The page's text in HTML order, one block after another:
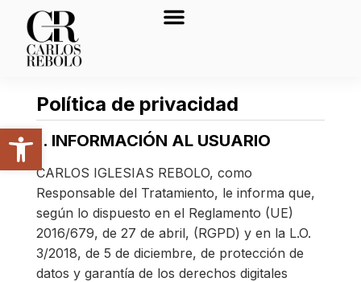
Abrir barra de herramientas
Política de privacidad
1. INFORMACIÓN AL USUARIO
CARLOS IGLESIAS REBOLO, como
Responsable del Tratamiento, le informa que,
según lo dispuesto en el Reglamento (UE)
2016/679, de 27 de abril, (RGPD) y en la L.O.
3/2018, de 5 de diciembre, de protección de
datos y garantía de los derechos digitales